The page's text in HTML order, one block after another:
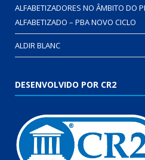
ALFABETIZADORES NO ÂMBITO DO
ALFABETIZADO – PBA NOVO CICLO
ALDIR BLANC
DESENVOLVIDO POR CR2